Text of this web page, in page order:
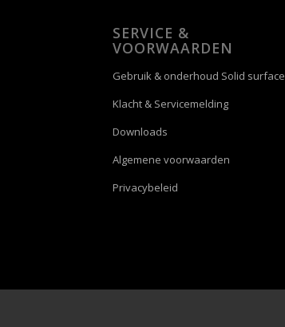
SERVICE &
VOORWAARDEN
Gebruik & onderhoud Solid surface
Klacht & Servicemelding
Downloads
Algemene voorwaarden
Privacybeleid